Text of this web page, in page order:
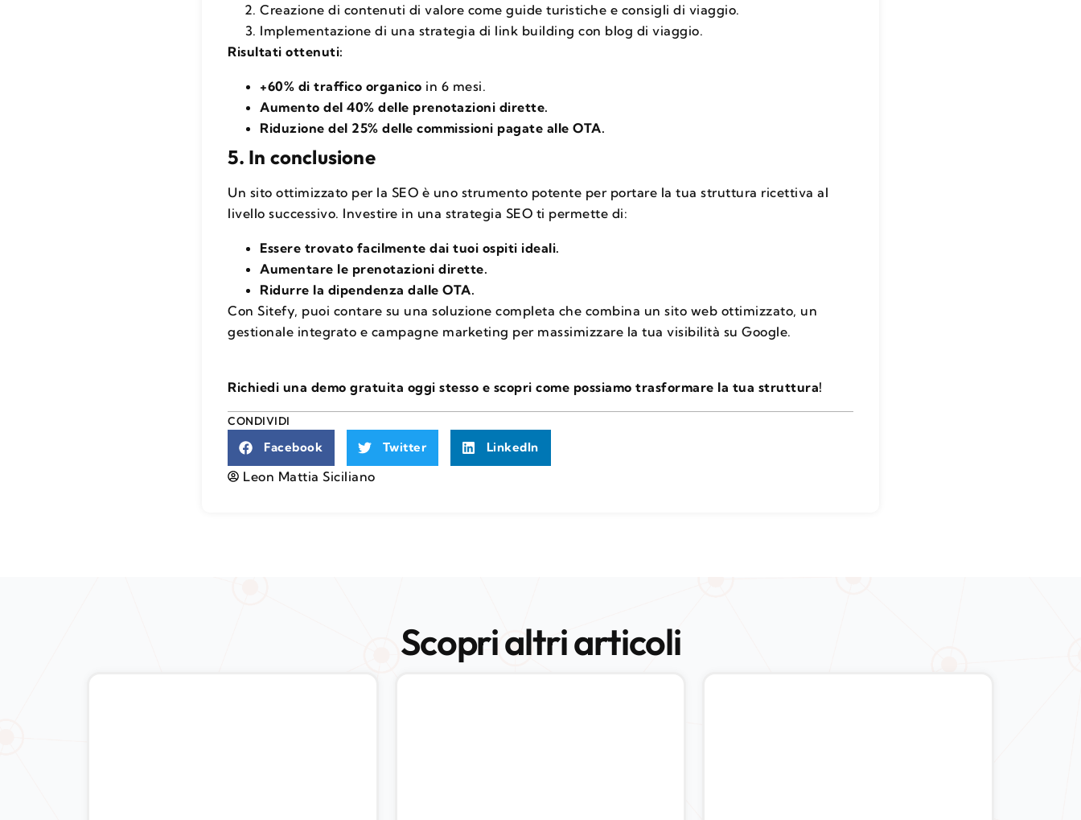
Creazione di contenuti di valore come guide turistiche e consigli di viaggio.
Implementazione di una strategia di link building con blog di viaggio.
Risultati ottenuti:
+60% di traffico organico in 6 mesi.
Aumento del 40% delle prenotazioni dirette.
Riduzione del 25% delle commissioni pagate alle OTA.
5. In conclusione
Un sito ottimizzato per la SEO è uno strumento potente per portare la tua struttura ricettiva al
livello successivo. Investire in una strategia SEO ti permette di:
Essere trovato facilmente dai tuoi ospiti ideali.
Aumentare le prenotazioni dirette.
Ridurre la dipendenza dalle OTA.
Con Sitefy, puoi contare su una soluzione completa che combina un sito web ottimizzato, un
gestionale integrato e campagne marketing per massimizzare la tua visibilità su Google.
Richiedi una demo gratuita oggi stesso e scopri come possiamo trasformare la tua struttura!
CONDIVIDI
Facebook Twitter LinkedIn
Leon Mattia Siciliano
Scopri altri articoli